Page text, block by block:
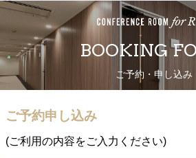
BOOKING
ご予約・申し込み